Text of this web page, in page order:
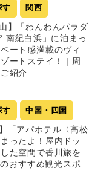
す 関西
】「わんわんパラダ
南紀白浜」に泊まっ
ート感満載のヴィ
ートステイ！ | 周
紹介
す 中国・四国
「アパホテル〈高松
ったよ！屋内ドッ
た空間で香川旅を
おすすめ観光スポ